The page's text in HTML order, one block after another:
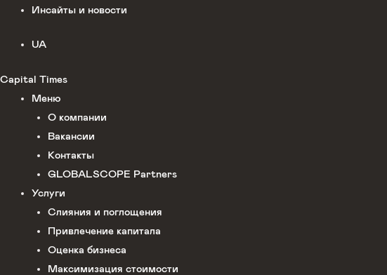
Инсайты и новости
UA
Capital Times
Меню
О компании
Вакансии
Контакты
GLOBALSCOPE Partners
Услуги
Слияния и поглощения
Привлечение капитала
Оценка бизнеса
Максимизация стоимости​